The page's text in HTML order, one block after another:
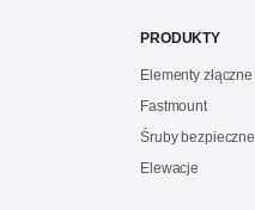
PRODUKTY
Elementy złączne
Fastmount
Śruby bezpieczne
Elewacje